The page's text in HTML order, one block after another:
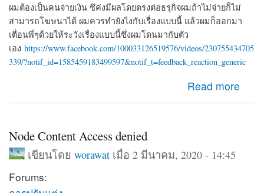
ผมต้องเป็นคนจ่ายเงิน ซึค่งมีผลโดยตรงต่อธรุกิจผมถ้าไม่จ่ายก็ไม่
สามารถโฆษนาได้ ผมควรทำยังไงกับเรื่องแบบนี้ แล้วผมก็ออกมา
เตื่อนพี่ๆด้วยให้ระวังเรื่องแบบนี้ซึ่งผมโดนมากับตัว
เอง https://www.facebook.com/100033126519576/videos/230755434705
339/?notif_id=1585459183499597&notif_t=feedback_reaction_generic
Read more
about ผมโดน Hack จาก iP 192.126.154.97 ซึ่งเอาของตัว
เองมาโฆษนา ซึ่งเป็นเงินของผมที่จะต้องจ่าย
Node Content Access denied
เขียนโดย worawatเมื่อ 2 มีนาคม, 2020 - 14:45
Forums: